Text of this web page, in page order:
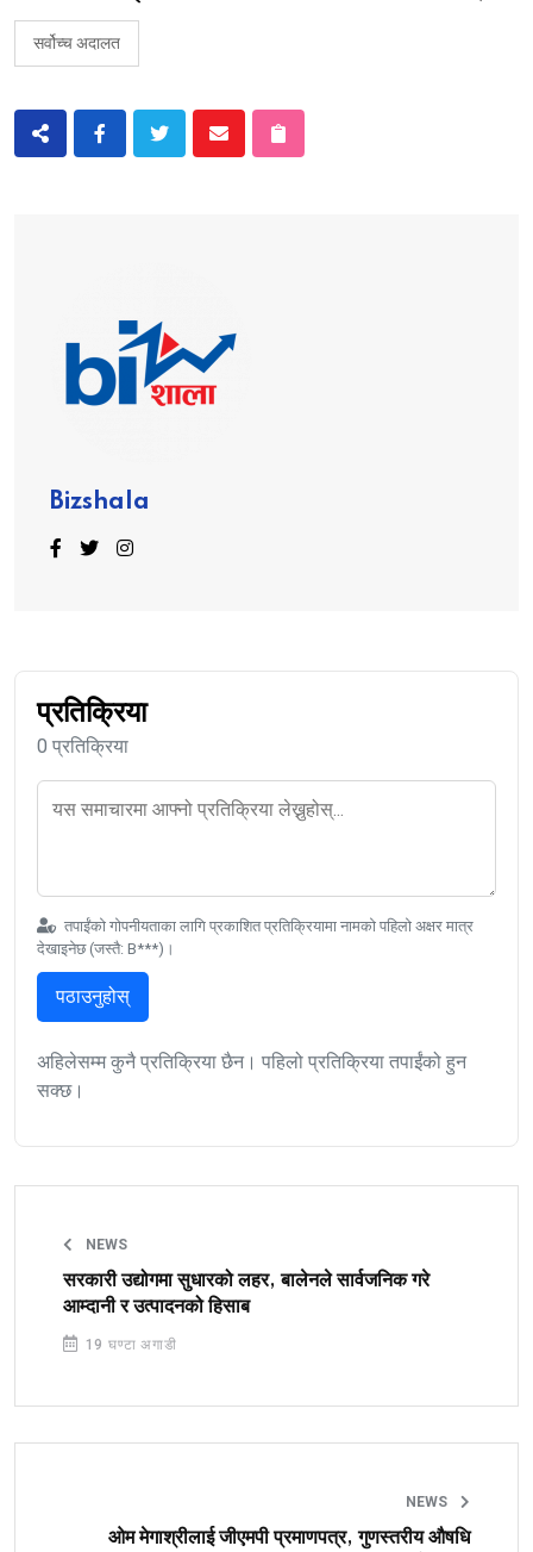
सर्वोच्च अदालत
Bizshala
प्रतिक्रिया
0 प्रतिक्रिया
तपाईंको गोपनीयताका लागि प्रकाशित प्रतिक्रियामा नामको पहिलो अक्षर मात्र
देखाइनेछ (जस्तै: B***)।
पठाउनुहोस्
अहिलेसम्म कुनै प्रतिक्रिया छैन। पहिलो प्रतिक्रिया तपाईंको हुन
सक्छ।
NEWS
सरकारी उद्योगमा सुधारको लहर, बालेनले सार्वजनिक गरे
आम्दानी र उत्पादनको हिसाब
19 घण्टा अगाडी
NEWS
ओम मेगाश्रीलाई जीएमपी प्रमाणपत्र, गुणस्तरीय औषधि